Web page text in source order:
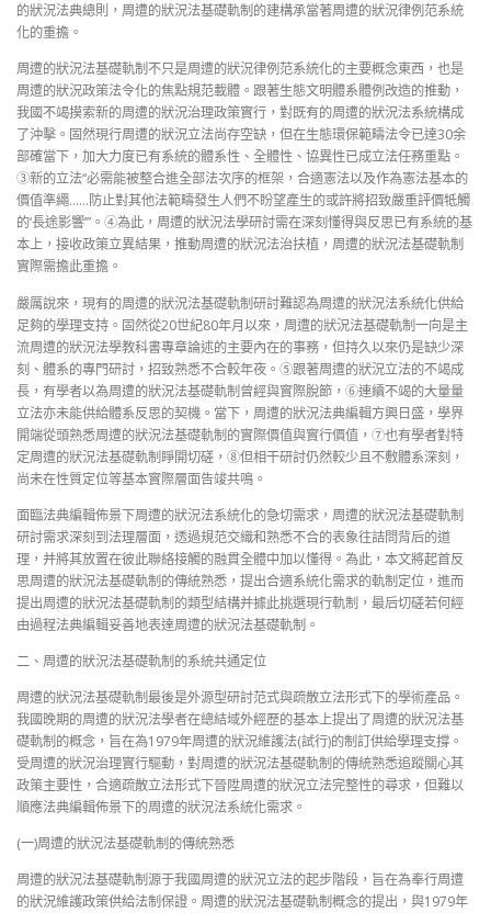
的狀況法典總則，周遭的狀況法基礎軌制的建構承當著周遭的狀況律例范系統
化的重擔。
周遭的狀況法基礎軌制不只是周遭的狀況律例范系統化的主要概念東西，也是
周遭的狀況政策法令化的焦點規范載體。跟著生態文明體系體例改造的推動，
我國不竭摸索新的周遭的狀況治理政策實行，對既有的周遭的狀況法系統構成
了沖擊。固然現行周遭的狀況立法尚存空缺，但在生態環保範疇法令已達30余
部確當下，加大力度已有系統的體系性、全體性、協異性已成立法任務重點。
③新的立法“必需能被整合進全部法次序的框架，合適憲法以及作為憲法基本的
價值準繩……防止對其他法範疇發生人們不盼望產生的或許將招致嚴重評價牴觸
的‘長途影響’”。④為此，周遭的狀況法學研討需在深刻懂得與反思已有系統的基
本上，接收政策立異結果，推動周遭的狀況法治扶植，周遭的狀況法基礎軌制
實際需擔此重擔。
嚴厲說來，現有的周遭的狀況法基礎軌制研討難認為周遭的狀況法系統化供給
足夠的學理支持。固然從20世紀80年月以來，周遭的狀況法基礎軌制一向是主
流周遭的狀況法學教科書專章論述的主要內在的事務，但持久以來仍是缺少深
刻、體系的專門研討，招致熟悉不合較年夜。⑤跟著周遭的狀況立法的不竭成
長，有學者以為周遭的狀況法基礎軌制曾經與實際脫節，⑥連續不竭的大量量
立法亦未能供給體系反思的契機。當下，周遭的狀況法典編輯方興日盛，學界
開端從頭熟悉周遭的狀況法基礎軌制的實際價值與實行價值，⑦也有學者對特
定周遭的狀況法基礎軌制睜開切磋，⑧但相干研討仍然較少且不敷體系深刻，
尚未在性質定位等基本實際層面告竣共鳴。
面臨法典編輯佈景下周遭的狀況法系統化的急切需求，周遭的狀況法基礎軌制
研討需求深刻到法理層面，透過規范交織和熟悉不合的表象往詰問背后的道
理，并將其放置在彼此聯絡接觸的融貫全體中加以懂得。為此，本文將起首反
思周遭的狀況法基礎軌制的傳統熟悉，提出合適系統化需求的軌制定位，進而
提出周遭的狀況法基礎軌制的類型結構并據此挑選現行軌制，最后切磋若何經
由過程法典編輯妥善地表達周遭的狀況法基礎軌制。
二、周遭的狀況法基礎軌制的系統共通定位
周遭的狀況法基礎軌制最後是外源型研討范式與疏散立法形式下的學術產品。
我國晚期的周遭的狀況法學者在總結域外經歷的基本上提出了周遭的狀況法基
礎軌制的概念，旨在為1979年周遭的狀況維護法(試行)的制訂供給學理支撐。
受周遭的狀況治理實行驅動，對周遭的狀況法基礎軌制的傳統熟悉追蹤關心其
政策主要性，合適疏散立法形式下晉陞周遭的狀況立法完整性的尋求，但難以
順應法典編輯佈景下的周遭的狀況法系統化需求。
(一)周遭的狀況法基礎軌制的傳統熟悉
周遭的狀況法基礎軌制源于我國周遭的狀況立法的起步階段，旨在為奉行周遭
的狀況維護政策供給法制保證。周遭的狀況法基礎軌制概念的提出，與1979年